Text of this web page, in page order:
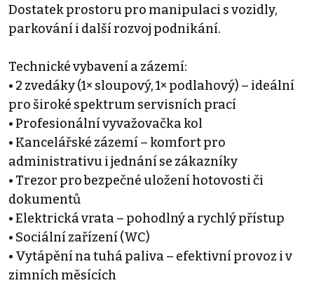
Dostatek prostoru pro manipulaci s vozidly,
parkování i další rozvoj podnikání.
Technické vybavení a zázemí:
• 2 zvedáky (1× sloupový, 1× podlahový) – ideální
pro široké spektrum servisních prací
• Profesionální vyvažovačka kol
• Kancelářské zázemí – komfort pro
administrativu i jednání se zákazníky
• Trezor pro bezpečné uložení hotovosti či
dokumentů
• Elektrická vrata – pohodlný a rychlý přístup
• Sociální zařízení (WC)
• Vytápění na tuhá paliva – efektivní provoz i v
zimních měsících